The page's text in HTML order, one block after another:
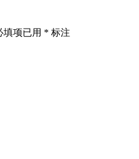
填项已用 * 标注